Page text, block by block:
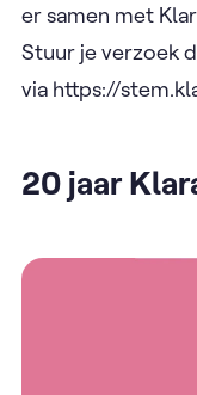
er samen met
Stuur je verzoek
via https://
20 jaar